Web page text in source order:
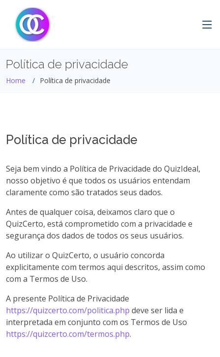
Política de privacidade
Home Política de privacidade
Política de privacidade
Seja bem vindo a Política de Privacidade do QuizIdeal,
nosso objetivo é que todos os usuários entendam
claramente como são tratados seus dados.
Antes de qualquer coisa, deixamos claro que o
QuizCerto, está comprometido com a privacidade e
segurança dos dados de todos os seus usuários.
Ao utilizar o QuizCerto, o usuário concorda
explicitamente com termos aqui descritos, assim como
com a Termos de Uso.
A presente Política de Privacidade
https://quizcerto.com/politica.php deve ser lida e
interpretada em conjunto com os Termos de Uso
https://quizcerto.com/termos.php.